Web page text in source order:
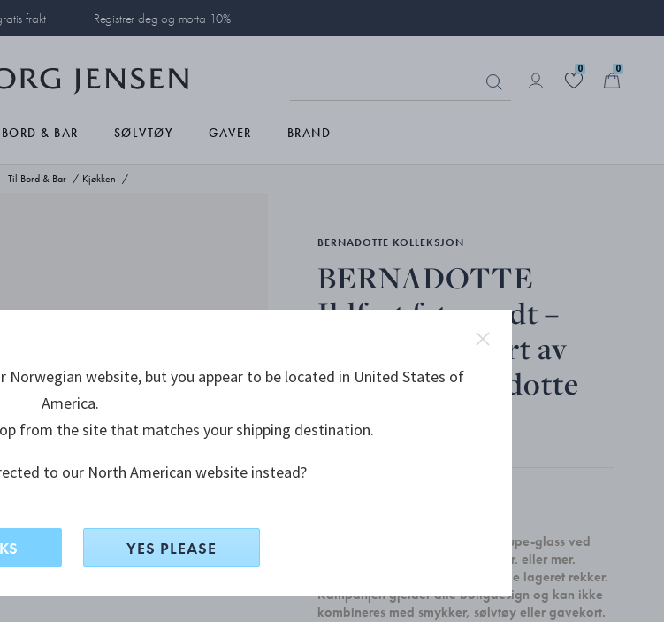
frakt Registrer deg og motta 10%
0 0
& BAR SØLVTØY GAVER BRAND
Til Bord & Bar Kjøkken
BERNADOTTE KOLLEKSJON
BERNADOTTE
Ildfast fat, rundt –
design inspirert av
Sigvard Bernadotte
Få et sett med to Sky Cocktail Coupe-glass ved
kjøp av boligtilbehør for 4.000 kr. eller mer.
Gjelder til 31. august eller så lenge lageret rekker.
Kampanjen gjelder alle boligdesign og kan ikke
kombineres med smykker, sølvtøy eller gavekort.
website, but you appear to be located in United States of
America.
from the site that matches your shipping destination.
to our North American website instead?
YES PLEASE